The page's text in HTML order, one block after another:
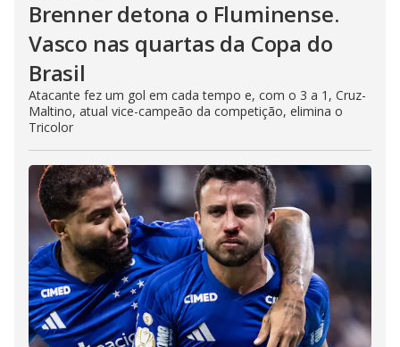
Brenner detona o Fluminense.
Vasco nas quartas da Copa do
Brasil
Atacante fez um gol em cada tempo e, com o 3 a 1, Cruz-
Maltino, atual vice-campeão da competição, elimina o
Tricolor